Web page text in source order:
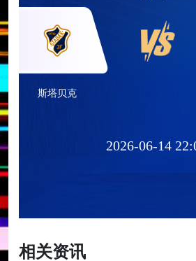
斯塔贝克
2026-06-14
相关资讯